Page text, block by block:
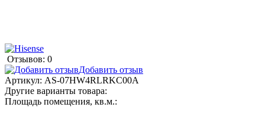
Отзывов: 0
Добавить отзыв
Артикул: AS-07HW4RLRKC00A
Другие варианты товара:
Площадь помещения, кв.м.: